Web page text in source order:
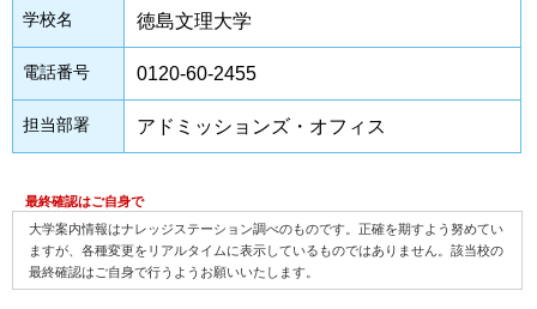
学校名 徳島文理大学
電話番号 0120-60-2455
担当部署 アドミッションズ・オフィス
最終確認はご自身で
大学案内情報はナレッジステーション調べのものです。正確を期すよう努めてい
ますが、各種変更をリアルタイムに表示しているものではありません。該当校の
最終確認はご自身で行うようお願いいたします。